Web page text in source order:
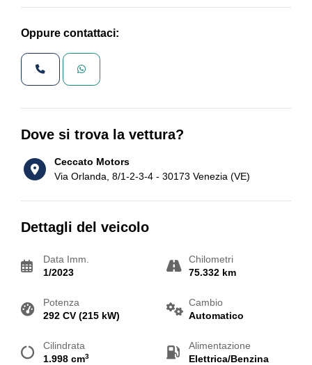
Oppure contattaci:
Dove si trova la vettura?
Ceccato Motors
Via Orlanda, 8/1-2-3-4 - 30173 Venezia (VE)
Dettagli del veicolo
Data Imm.
1/2023
Chilometri
75.332 km
Potenza
292 CV (215 kW)
Cambio
Automatico
Cilindrata
1.998 cm3
Alimentazione
Elettrica/Benzina